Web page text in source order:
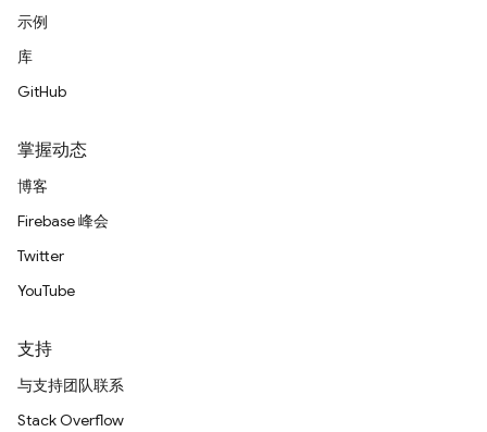
示例
库
GitHub
掌握动态
博客
Firebase 峰会
Twitter
YouTube
支持
与支持团队联系
Stack Overflow